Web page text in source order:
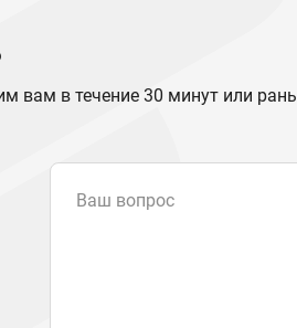
вам в течение 30 минут или
Ваш вопрос